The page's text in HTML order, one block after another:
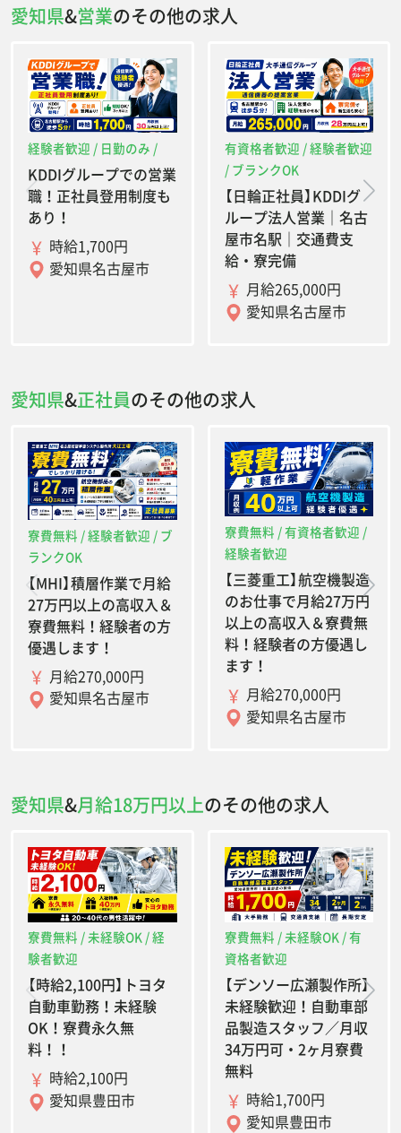
愛知県&営業のその他の求人
経験者歓迎 / 日勤のみ /
KDDIグループでの営業
職！正社員登用制度も
あり！
時給1,700円
愛知県名古屋市
有資格者歓迎 / 経験者歓迎
/ ブランクOK
【日輪正社員】KDDIグ
ループ法人営業｜名古
屋市名駅｜交通費支
給・寮完備
月給265,000円
愛知県名古屋市
愛知県&正社員のその他の求人
寮費無料 / 経験者歓迎 / ブ
ランクOK
【MHI】積層作業で月給
27万円以上の高収入＆
寮費無料！経験者の方
優遇します！
月給270,000円
愛知県名古屋市
寮費無料 / 有資格者歓迎 /
経験者歓迎
【三菱重工】航空機製造
のお仕事で月給27万円
以上の高収入＆寮費無
料！経験者の方優遇し
ます！
月給270,000円
愛知県名古屋市
愛知県&月給18万円以上のその他の求人
寮費無料 / 未経験OK / 経
験者歓迎
【時給2,100円】トヨタ
自動車勤務！未経験
OK！寮費永久無
料！！
時給2,100円
愛知県豊田市
寮費無料 / 未経験OK / 有
資格者歓迎
【デンソー広瀬製作所】
未経験歓迎！自動車部
品製造スタッフ／月収
34万円可・2ヶ月寮費
無料
時給1,700円
愛知県豊田市